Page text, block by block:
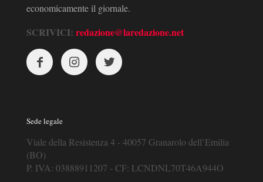
economicamente il giornale.
SCRIVICI: redazione@laredazione.net
Sede legale
Viale della Resistenza 4 - 40057 Granarolo dell’Emilia
(BO)
P. IVA: 03888911207 - CF: LCNDNL70T46A944O